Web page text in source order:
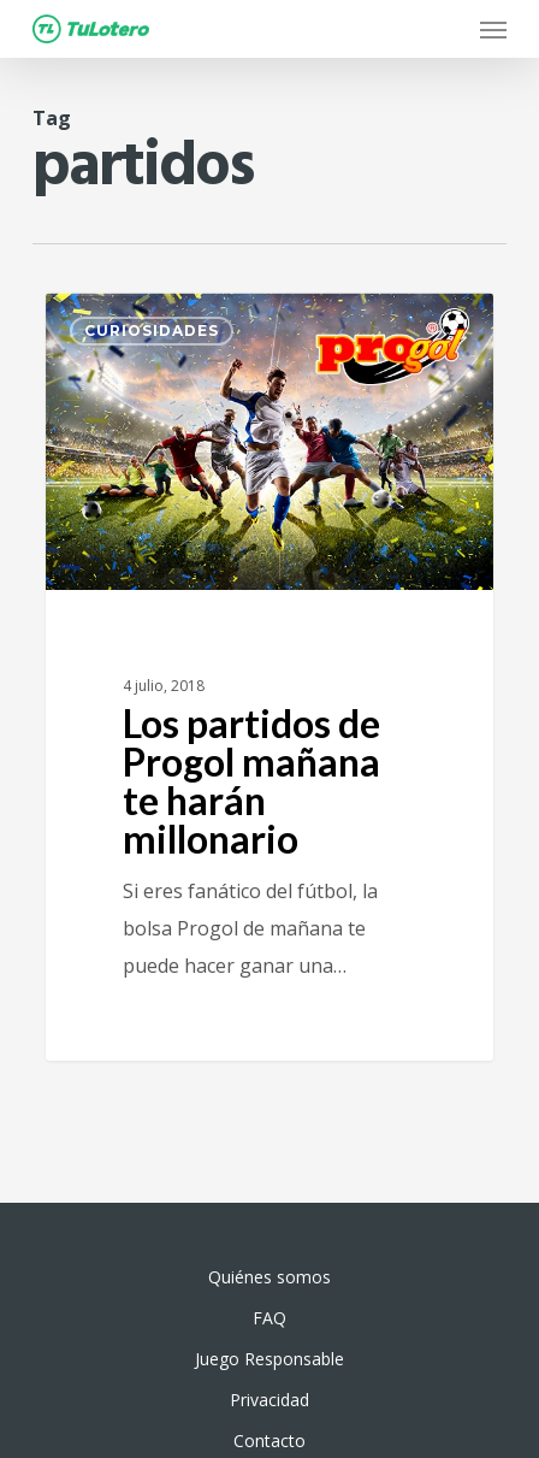
Skip
to
content
Menu
Tag
partidos
CURIOSIDADES
4 julio, 2018
Los partidos de
Progol mañana
te harán
millonario
Si eres fanático del fútbol, la
bolsa Progol de mañana te
puede hacer ganar una…
2
Quiénes somos
FAQ
Juego Responsable
Privacidad
Contacto